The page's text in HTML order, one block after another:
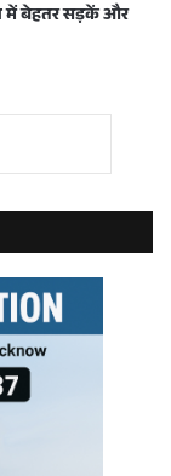
में बेहतर सड़कें और